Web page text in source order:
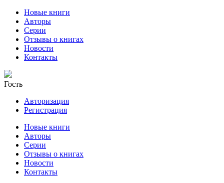
Новые книги
Авторы
Серии
Отзывы о книгах
Новости
Контакты
Гость
Авторизация
Регистрация
Новые книги
Авторы
Серии
Отзывы о книгах
Новости
Контакты